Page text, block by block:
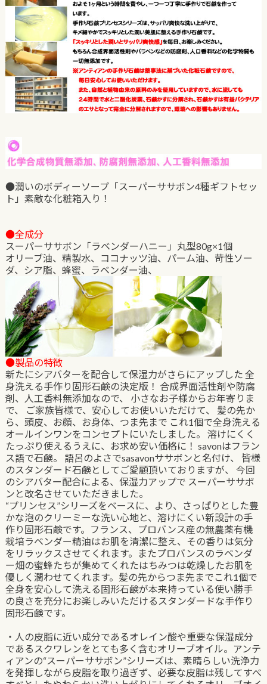
●潤いのボディーソープ「スーパーササボン4種ギフトセッ
ト」素敵な化粧箱入り！
●全成分
スーパーササボン「ラベンダーハニー」丸型80g×1個
オリーブ油、精製水、ココナッツ油、パーム油、苛性ソー
ダ、シア脂、蜂蜜、ラベンダー油、
●製品の特徴
新たにシアバターを配合して保湿力がさらにアップした 全
身洗える手作り固形石鹸の決定版！ 合成界面活性剤や防腐
剤、人工香料無添加なので、 小さなお子様からお年寄りま
で、 ご家族皆様で、安心してお使いいただけて、 髪の先か
ら、頭皮、お顔、お身体、つま先まで これ1個で全身洗える
オールインワンをコンセプトにいたしました。 溶けにくく
たっぷり使えるうえに、お求め安い価格に！ savonはフラン
ス語で石鹸。 語呂のよさでsasavonササボンと名付け、 皆様
のスタンダード石鹸としてご愛顧頂いておりますが、 今回
のシアバター配合による、保湿力アップで スーパーササボ
ンと改名させていただきました。
“プリンセス”シリーズをベースに、より、さっぱりとした豊
かな泡のクリーミーな洗い心地と、溶けにくい新設計の手
作り固形石鹸です。フランス、プロバンス産の無農薬有機
栽培ラベンダー精油はお肌を清潔に整え、その香りは気分
をリラックスさせてくれます。またプロバンスのラベンダ
ー畑の蜜蜂たちが集めてくれたはちみつは乾燥したお肌を
優しく潤わせてくれます。髪の先からつま先までこれ1個で
全身を安心して洗える固形石鹸が本来持っている使い勝手
の良さを充分にお楽しみいただけるスタンダードな手作り
固形石鹸です。
・人の皮脂に近い成分であるオレイン酸や重要な保湿成分
であるスクワレンをとても多く含むオリーブオイル。アンテ
ィアンの“スーパーササボン”シリーズは、素晴らしい洗浄力
を発揮しながら皮脂を取り過ぎず、必要な皮脂は残してすべ